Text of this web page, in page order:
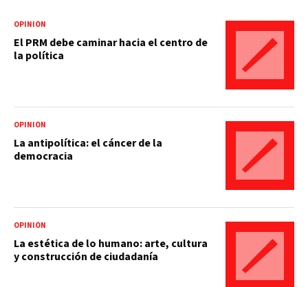
OPINIÓN
El PRM debe caminar hacia el centro de
la política
OPINIÓN
La antipolítica: el cáncer de la
democracia
OPINIÓN
La estética de lo humano: arte, cultura
y construcción de ciudadanía